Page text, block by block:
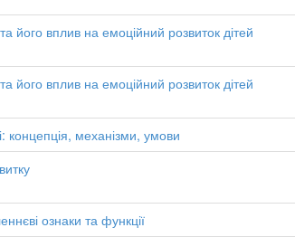
його вплив на емоційний розвиток дітей
його вплив на емоційний розвиток дітей
концепція, механізми, умови
ознаки та функції